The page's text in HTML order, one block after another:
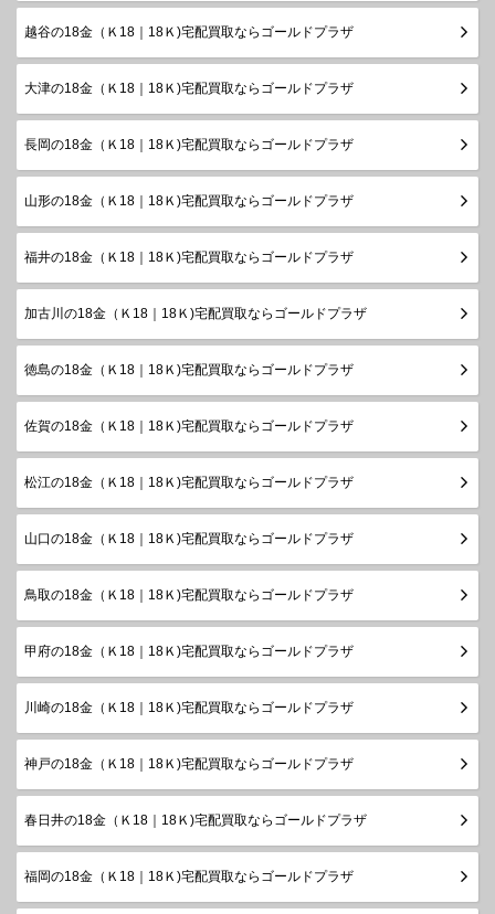
越谷の18金（Ｋ18｜18Ｋ)宅配買取ならゴールドプラザ
大津の18金（Ｋ18｜18Ｋ)宅配買取ならゴールドプラザ
長岡の18金（Ｋ18｜18Ｋ)宅配買取ならゴールドプラザ
山形の18金（Ｋ18｜18Ｋ)宅配買取ならゴールドプラザ
福井の18金（Ｋ18｜18Ｋ)宅配買取ならゴールドプラザ
加古川の18金（Ｋ18｜18Ｋ)宅配買取ならゴールドプラザ
徳島の18金（Ｋ18｜18Ｋ)宅配買取ならゴールドプラザ
佐賀の18金（Ｋ18｜18Ｋ)宅配買取ならゴールドプラザ
松江の18金（Ｋ18｜18Ｋ)宅配買取ならゴールドプラザ
山口の18金（Ｋ18｜18Ｋ)宅配買取ならゴールドプラザ
鳥取の18金（Ｋ18｜18Ｋ)宅配買取ならゴールドプラザ
甲府の18金（Ｋ18｜18Ｋ)宅配買取ならゴールドプラザ
川崎の18金（Ｋ18｜18Ｋ)宅配買取ならゴールドプラザ
神戸の18金（Ｋ18｜18Ｋ)宅配買取ならゴールドプラザ
春日井の18金（Ｋ18｜18Ｋ)宅配買取ならゴールドプラザ
福岡の18金（Ｋ18｜18Ｋ)宅配買取ならゴールドプラザ